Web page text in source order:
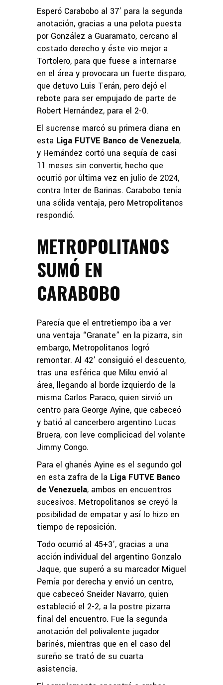
Esperó Carabobo al 37’ para la segunda
anotación, gracias a una pelota puesta
por González a Guaramato, cercano al
costado derecho y éste vio mejor a
Tortolero, para que fuese a internarse
en el área y provocara un fuerte disparo,
que detuvo Luis Terán, pero dejó el
rebote para ser empujado de parte de
Robert Hernández, para el 2-0.
El sucrense marcó su primera diana en
esta Liga FUTVE Banco de Venezuela,
y Hernández cortó una sequía de casi
11 meses sin convertir, hecho que
ocurrió por última vez en julio de 2024,
contra Inter de Barinas. Carabobo tenía
una sólida ventaja, pero Metropolitanos
respondió.
METROPOLITANOS
SUMÓ EN
CARABOBO
Parecía que el entretiempo iba a ver
una ventaja “Granate” en la pizarra, sin
embargo, Metropolitanos logró
remontar. Al 42’ consiguió el descuento,
tras una esférica que Miku envió al
área, llegando al borde izquierdo de la
misma Carlos Paraco, quien sirvió un
centro para George Ayine, que cabeceó
y batió al cancerbero argentino Lucas
Bruera, con leve complicicad del volante
Jimmy Congo.
Para el ghanés Ayine es el segundo gol
en esta zafra de la Liga FUTVE Banco
de Venezuela, ambos en encuentros
sucesivos. Metropolitanos se creyó la
posibilidad de empatar y así lo hizo en
tiempo de reposición.
Todo ocurrió al 45+3’, gracias a una
acción individual del argentino Gonzalo
Jaque, que superó a su marcador Miguel
Pernía por derecha y envió un centro,
que cabeceó Sneider Navarro, quien
estableció el 2-2, a la postre pizarra
final del encuentro. Fue la segunda
anotación del polivalente jugador
barinés, mientras que en el caso del
sureño se trató de su cuarta
asistencia.